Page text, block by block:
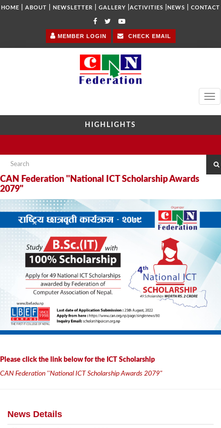
HOME ABOUT NEWSLETTER GALLERY ACTIVITIES NEWS CONTACT
MEMBER LOGIN CHECK EMAIL
HIGHLIGHTS
CAN Federation ''National ICT Scholarship Awards
2079"
Please click the link below for the ICT Scholarship
CAN Federation ''National ICT Scholarship Awards 2079"
News Details